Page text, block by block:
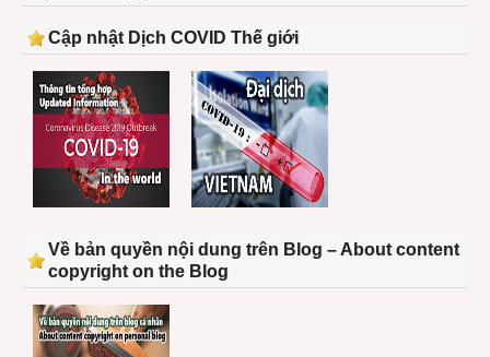
Cập nhật Dịch COVID Thế giới
Về bản quyền nội dung trên Blog – About content
copyright on the Blog